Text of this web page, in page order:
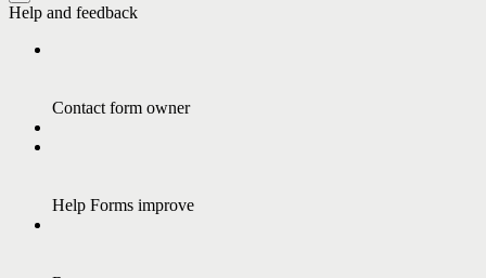
Help and feedback
Contact form owner
Help Forms improve